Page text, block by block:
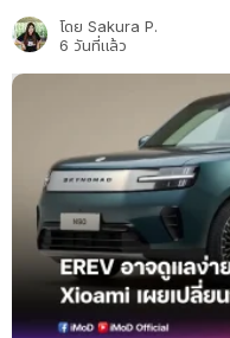
โดย Sakura P.
6 วันที่แล้ว